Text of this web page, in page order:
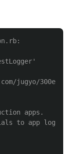
apps.
to app logs.